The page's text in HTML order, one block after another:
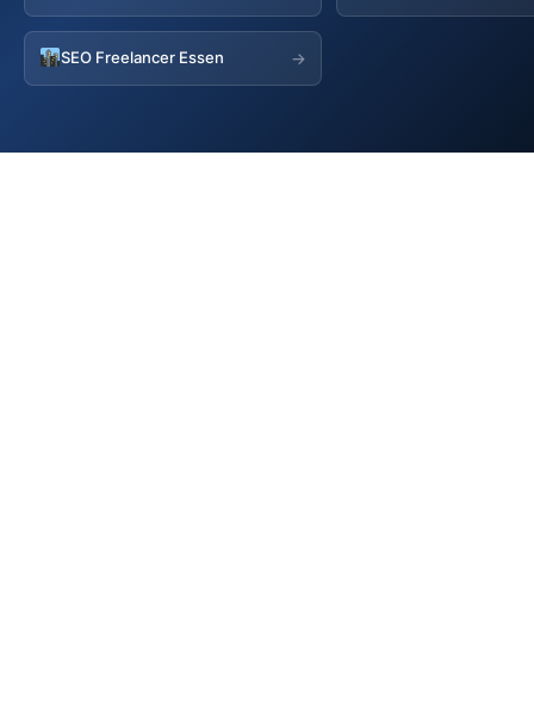
SEO Freelancer Essen →